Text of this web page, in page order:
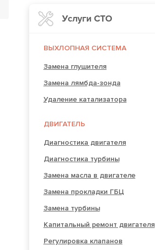
Услуги СТО
ВЫХЛОПНАЯ СИСТЕМА
Замена глушителя
Замена лямбда-зонда
Удаление катализатора
ДВИГАТЕЛЬ
Диагностика двигателя
Диагностика турбины
Замена масла в двигателе
Замена прокладки ГБЦ
Замена турбины
Капитальный ремонт двигателя
Регулировка клапанов